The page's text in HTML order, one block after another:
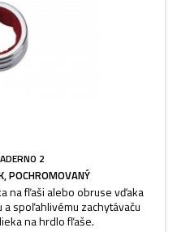
2
POCHROMOVANÝ
na fľaši alebo obruse vďaka
spoľahlivému zachytávaču
na hrdlo fľaše.